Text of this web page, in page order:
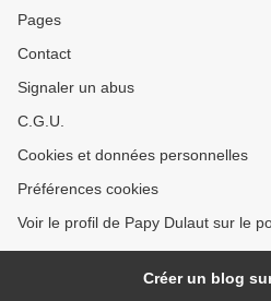
Pages
Contact
Signaler un abus
C.G.U.
Cookies et données personnelles
Préférences cookies
Voir le profil de Papy Dulaut sur le
Créer un blog